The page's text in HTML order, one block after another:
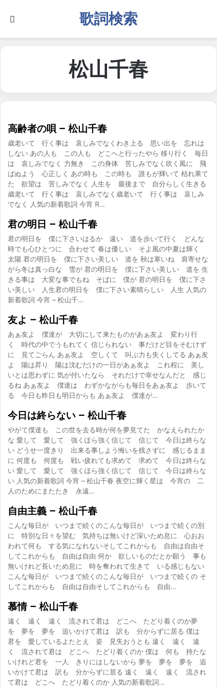
歌詞検索
松山千春
高齢者の唄 – 松山千春
歳老いて 行く事は 哀しみでなくわき上る 思い出を 忘れは
しない あの人も この人も どこへと行ったやら 移り行く 毎日
は 哀しみでなく 力無き この身体 苦しみでなく吹く風に 飛
ばぬよう 心正しく あの時も この時も 誰もが輝いて 枯れ果て
た 欲望は 苦しみでなく 人生を 最後まで 自分らしく生きる
歳老いて 行く事は 哀しみでなく歳老いて 行く事は 哀しみ
でなく 人気の新着歌詞 今宵 R…
君の明日 – 松山千春
君の明日を 僕に下さいはるか 遠い 道を歩いて行く どんな
時でも心ひとつに 合わせて 春は優しい そよ風の中夏は輝く
太陽 君の明日を 僕に下さい美しい 道を 秋は寒いね 肩寄せな
がら冬は真っ白な 雪が 君の明日を 僕に下さい美しい 道を 生
きる事は 大変な事でもね そばに 僕が 君の明日を 僕に下さ
い美しい 人生君の明日を 僕に下さい素晴らしい 人生 人気の
新着歌詞 今宵 – 松山千…
友よ – 松山千春
あぁ友よ 僕達が 大切にして来たものがあぁ友よ 変わり行
く 時代の中でうもれてく 信じられない 事だけど目をそむけず
に 見てごらん あぁ友よ 空しくて 叫ぶ力も失くしてる あぁ友
よ 陽は昇り 陽は沈むだけの一日があぁ友よ これ程に 美し
いとは思わずに 気が付いたなら それだけで幸せなんだと 感じ
るね あぁ友よ 僕達は わずかながらも毎日をあぁ友よ 歩いて
る 今日も昨日も明日からも あぁ友よ 僕達が…
今日は終らない – 松山千春
やがて僕達も この世を去る時が何を夢見てた かなえられたか
な 愛して 愛して 強くほら強く信じて 信じて 今日は終らな
い どうせ一度きり 出来る事しよう悔いを残さずに 感じるまま
に 何度も 何度も 戦い疲れても求めて 求めて 今日は終らな
い 愛して 愛して 強くほら強く信じて 信じて 今日は終らな
い 人気の新着歌詞 今宵 – 松山千春 夜空に輝く星は 今宵の 二
人のためにまたたき 永遠…
自由主義 – 松山千春
こんな毎日が いつまで続くのこんな毎日が いつまで続くの別
に 特別な日々を望む 気持ちは無いけど深いため息に 心おお
われて何も する気になれないそしてこれからも 自由は自由そ
してこれからも 自由は自由 何か 欲しいものだとか願う 事も
無いけれど長いため息に 時を奪われて生きて いる感じもない
こんな毎日が いつまで続くのこんな毎日が いつまで続くの そ
してこれからも 自由は自由そしてこれからも 自由…
慕情 – 松山千春
遠く 遠く 遠く 流されて君は どこへ たどり着くのか夢
を 夢を 夢を 追いかけて君は 訳も 分からずに居る 僕は
君を 愛しているよたとえ 姿 見失おうとも 遠く 遠く 遠
く 流されて君は どこへ たどり着くのか 僕は 何も 持たな
いけれど君を 一人 きりにはしないから 夢を 夢を 夢を 追
いかけて君は 訳も 分からずに居る 遠く 遠く 遠く 流され
て君は どこへ たどり着くのか 人気の新着歌詞…